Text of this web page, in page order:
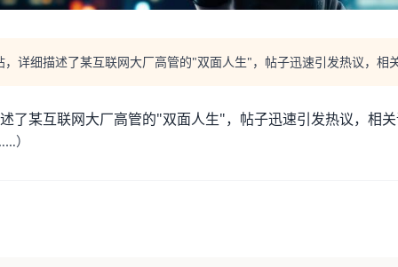
详细描述了某互联网大厂高管的"双面人生"，帖子迅速引发热议，
了某互联网大厂高管的"双面人生"，帖子迅速引发热议，相
）